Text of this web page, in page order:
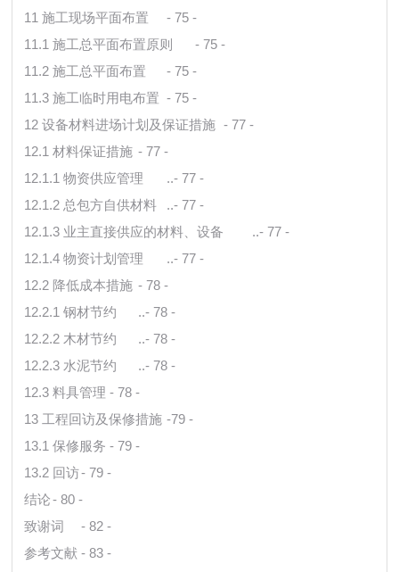
11 施工现场平面布置
- 75 -
11.1 施工总平面布置原则
- 75 -
11.2 施工总平面布置
- 75 -
11.3 施工临时用电布置 - 75 -
12 设备材料进场计划及保证措施 - 77 -
12.1 材料保证措施 - 77 -
12.1.1 物资供应管理
..- 77 -
12.1.2 总包方自供材料
..- 77 -
12.1.3 业主直接供应的材料、设备
..- 77 -
12.1.4 物资计划管理
..- 77 -
12.2 降低成本措施 - 78 -
12.2.1 钢材节约
..- 78 -
12.2.2 木材节约
..- 78 -
12.2.3 水泥节约
..- 78 -
12.3 料具管理 - 78 -
13 工程回访及保修措施 -79 -
13.1 保修服务 - 79 -
13.2 回访- 79 -
结论- 80 -
致谢词
- 82 -
参考文献 - 83 -